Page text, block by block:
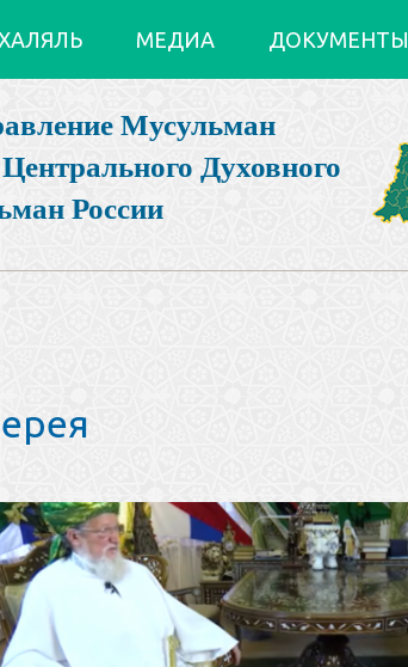
МЕДИА ДОКУМЕНТЫ
Мусульман
Духовного
России